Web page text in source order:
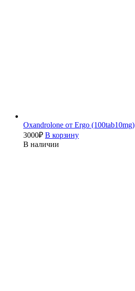
Oxandrolone от Ergo (100tab10mg)
3000₽ В корзину
В наличии